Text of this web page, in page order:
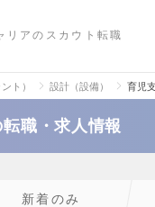
リアのスカウト転職
ト） 設計（設備） 育児
職・求人情報
新着のみ